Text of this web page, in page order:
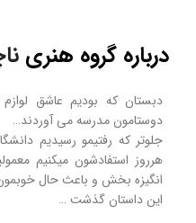
درباره گروه هنری
دبستان که بودیم عاشق
دوستامون مدرسه می آوردند…
جلوتر که رفتیمو رسیدیم
هرروز استفادشون میکنیم
انگیزه بخش و باعث حال
این داستان گذشت …